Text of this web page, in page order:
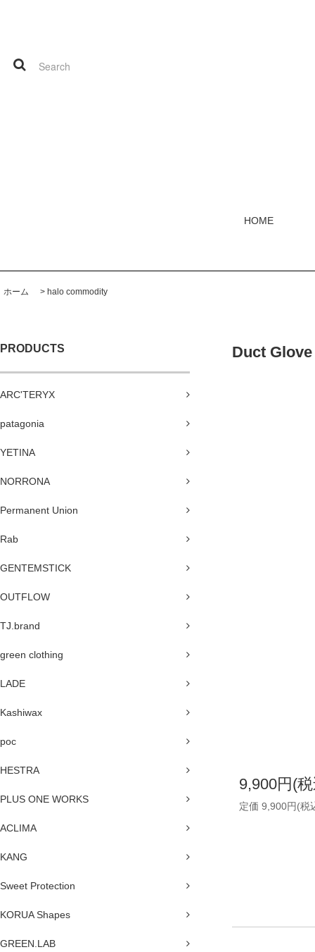
HOME
ホーム > halo commodity
PRODUCTS
ARC'TERYX
patagonia
YETINA
NORRONA
Permanent Union
Rab
GENTEMSTICK
OUTFLOW
TJ.brand
green clothing
LADE
Kashiwax
poc
HESTRA
PLUS ONE WORKS
ACLIMA
KANG
Sweet Protection
KORUA Shapes
GREEN.LAB
Duct Glove
9,900円(
定価 9,900円(税